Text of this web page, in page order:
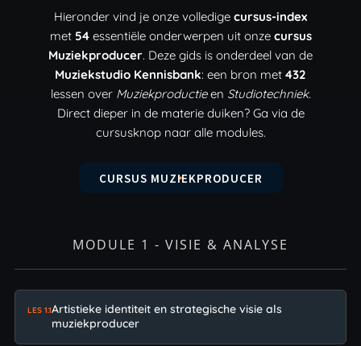
Hieronder vind je onze volledige cursus-index
met 54essentiële onderwerpen uit onze cursus
Muziekproducer. Deze gids is onderdeel van de
Muziekstudio Kennisbank: een bron met 432
lessen over Muziekproductieen Studiotechniek.
Direct dieper in de materie duiken? Ga via de
cursusknop naar alle modules.
CURSUS MUZIEKPRODUCER
MODULE 1 - VISIE & ANALYSE
LES 1.1Artistieke identiteit en strategische visie als
muziekproducer